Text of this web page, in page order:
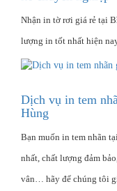
Nhận in tờ rơi giá rẻ tại
lượng in tốt nhất hiện
Dịch vụ in tem
Hùng
Bạn muốn in tem nhãn
nhất, chất lượng đảm
vân… hãy để chúng tôi